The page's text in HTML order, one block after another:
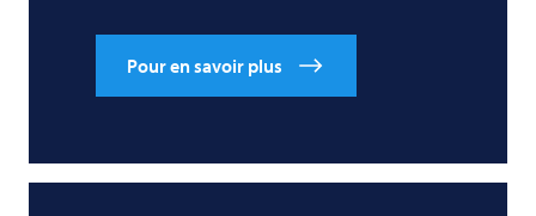
Pour en savoir plus